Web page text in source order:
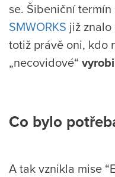
se. Šibeniční
SMWORKS již znalo
totiž právě oni, kdo
„necovidové“
Co bylo
A tak vznikla mise